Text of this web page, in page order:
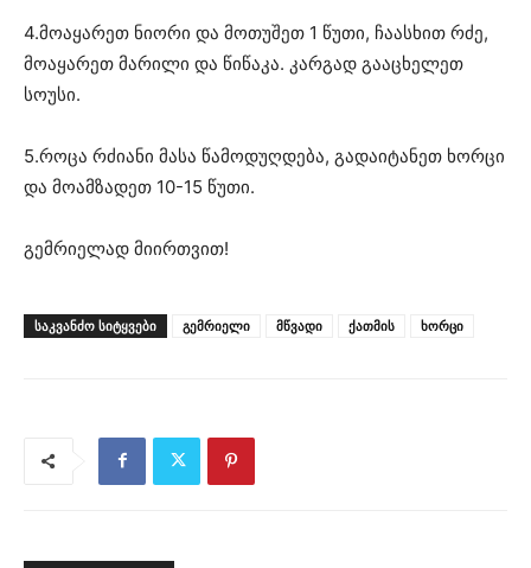
4.მოაყარეთ ნიორი და მოთუშეთ 1 წუთი, ჩაასხით რძე,
მოაყარეთ მარილი და წიწაკა. კარგად გააცხელეთ
სოუსი.
5.როცა რძიანი მასა წამოდუღდება, გადაიტანეთ ხორცი
და მოამზადეთ 10-15 წუთი.
გემრიელად მიირთვით!
ᲡᲐᲙᲕᲐᲜᲫᲝ ᲡᲘᲢᲧᲕᲔᲑᲘ გემრიელი მწვადი ქათმის ხორცი